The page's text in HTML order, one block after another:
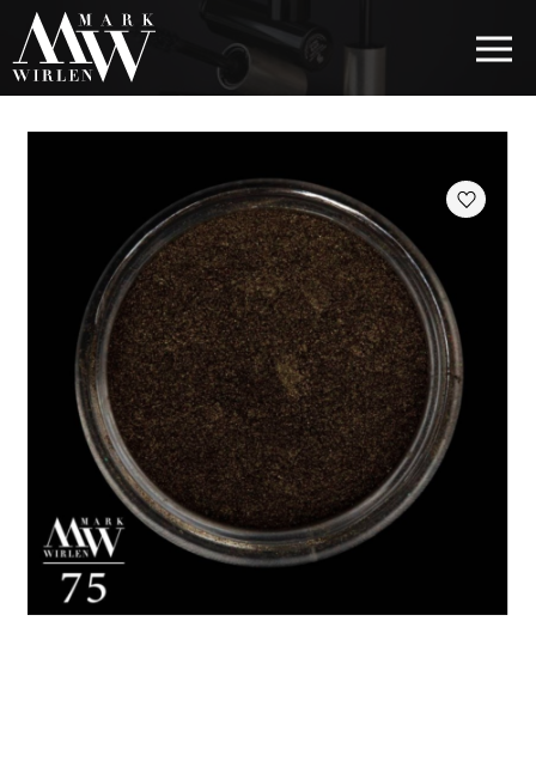
EUR
BEST SELLERS
KOSMETYKI DO WŁOSÓW
PIELĘGNACJA OCZU
KOSMETYKI DO BRWI
KOSMETYKI DO UST
KOSMETYKI DO TWARZY
KOSMETYKI DO POLICZKÓW
PĘDZLE DO MAKIJAŻU